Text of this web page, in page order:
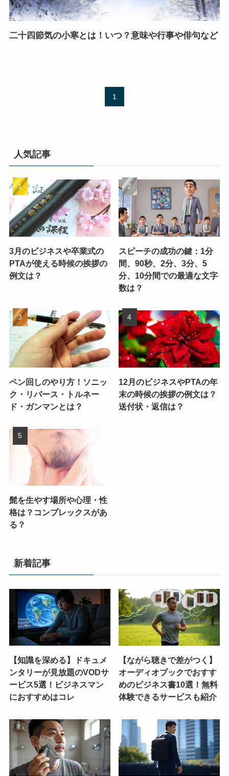
二十四節気の小寒とは！いつ？意味や行事や俳句など
1
人気記事
3月のビジネスや卒業式の
PTAが使える時候の挨拶の
例文は？
スピーチの成功の鍵：1分
間、90秒、2分、3分、5
分、10分間での最適な文字
数は？
ペン回しのやり方！ソニッ
ク・リバース・トルネー
ド・ガンマンとは？
12月のビジネスやPTAの年
末の時候の挨拶の例文は？
送付状・返信は？
髭を生やす場所や心理・性
格は？コンプレックスがあ
る？
新着記事
【知識を深める】ドキュメ
ンタリーが見放題のVODサ
ービス5選！ビジネスマン
におすすめはコレ
【ながら聴きで差がつく】
オーディオブックでおすす
めのビジネス書10選！無料
体験できるサービスも紹介